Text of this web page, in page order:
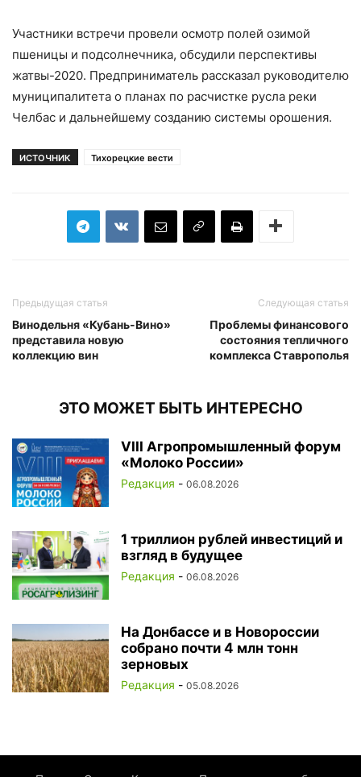
Участники встречи провели осмотр полей озимой
пшеницы и подсолнечника, обсудили перспективы
жатвы-2020. Предприниматель рассказал руководителю
муниципалитета о планах по расчистке русла реки
Челбас и дальнейшему созданию системы орошения.
ИСТОЧНИК Тихорецкие вести
Предыдущая статья
Винодельня «Кубань-Вино»
представила новую
коллекцию вин
Следующая статья
Проблемы финансового
состояния тепличного
комплекса Ставрополья
ЭТО МОЖЕТ БЫТЬ ИНТЕРЕСНО
VIII Агропромышленный форум
«Молоко России»
Редакция - 06.08.2026
1 триллион рублей инвестиций и
взгляд в будущее
Редакция - 06.08.2026
На Донбассе и в Новороссии
собрано почти 4 млн тонн
зерновых
Редакция - 05.08.2026